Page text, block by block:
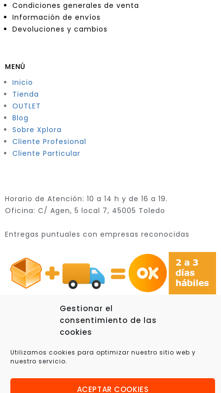
Gestionar el
consentimiento de las
cookies
Utilizamos cookies para optimizar nuestro sitio web y
nuestro servicio.
ACEPTAR COOKIES
Condiciones generales de venta
Información de envíos
Devoluciones y cambios
MENÚ
Inicio
Tienda
OUTLET
Blog
Sobre Xplora
Cliente Profesional
Cliente Particular
Horario de Atención: 10 a 14 h y de 16 a 19.
Oficina: C/ Agen, 5 local 7, 45005 Toledo
Entregas puntuales con empresas reconocidas
Tecnología